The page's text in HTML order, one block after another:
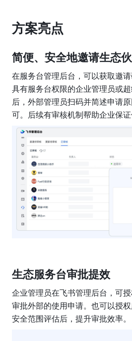
方案亮点
简便、安全地邀请生态
在服务台管理后台，可以获取邀
具有服务台权限的企业管理员或
后，外部管理员扫码并简述申请
可。后续有审核机制帮助企业保证
生态服务台审批提效
企业管理员在飞书管理后台，可
审批外部的使用申请。也可以授
安全范围评估后，提升审批效率。